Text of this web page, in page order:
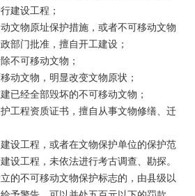
建设工程；
物原址保护措施，或者不可移动文物
部门批准，擅自开工建设；
可移动文物；
文物，明显改变文物原状；
经全部毁坏的不可移动文物；
程资质证书，擅自从事文物修缮、迁
工程，或者在文物保护单位的保护范
设工程，未依法进行考古调查、勘探。
不可移动文物保护标志的，由县级以